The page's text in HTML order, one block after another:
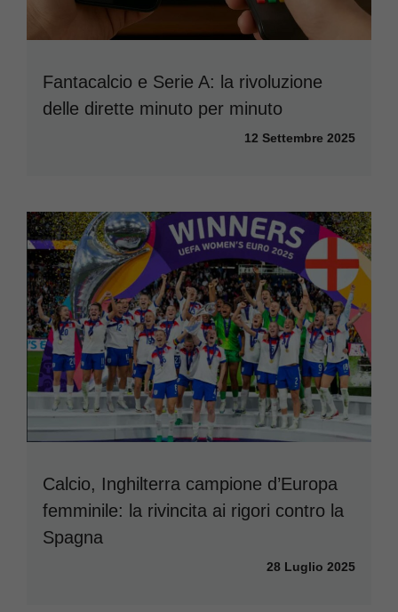
Fantacalcio e Serie A: la rivoluzione
delle dirette minuto per minuto
12 Settembre 2025
Calcio, Inghilterra campione d’Europa
femminile: la rivincita ai rigori contro la
Spagna
28 Luglio 2025